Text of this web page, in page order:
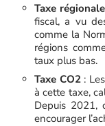
Taxe régionale
fiscal, a vu
comme la
régions
taux plus bas.
Taxe CO2:
à cette taxe,
Depuis 2021,
encourager